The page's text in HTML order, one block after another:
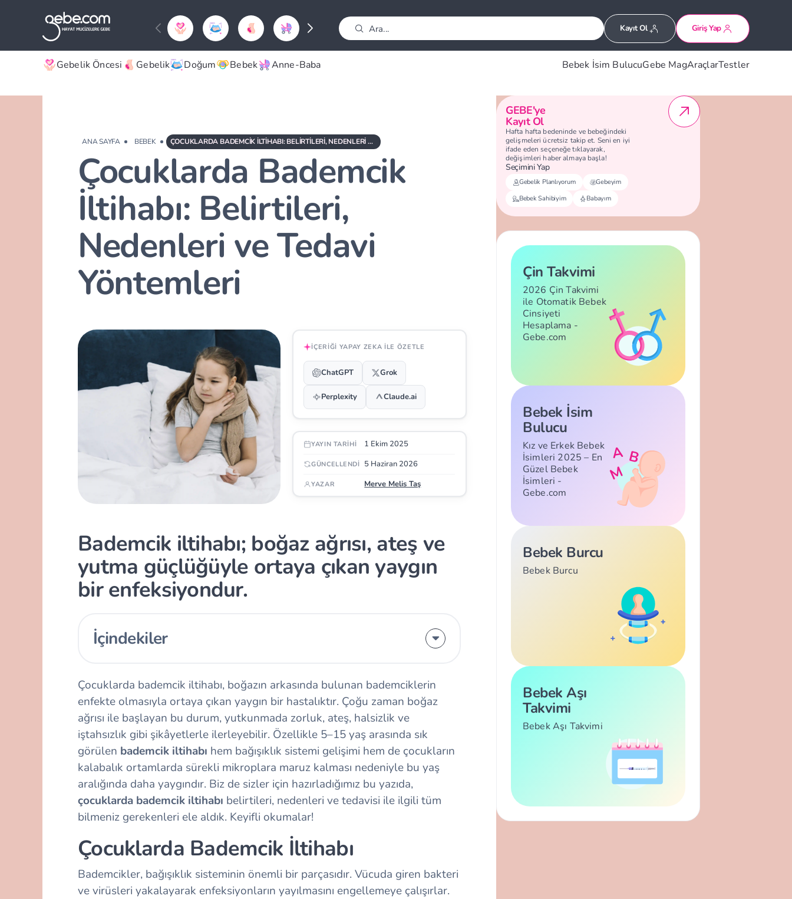
Kayıt Ol Giriş Yap
Gebelik Öncesi Gebelik Doğum Bebek Anne-Baba Bebek İsim BulucuGebe MagAraçlarTestler
ANA SAYFA BEBEK ÇOCUKLARDA BADEMCIK İLTIHABI: BELIRTILERI, NEDENLERI VE TEDAVI YÖNTEMLERI
Çocuklarda Bademcik
İltihabı: Belirtileri,
Nedenleri ve Tedavi
Yöntemleri
İÇERIĞI YAPAY ZEKA ILE ÖZETLE
ChatGPT Grok
Perplexity Claude.ai
YAYIN TARIHI 1 Ekim 2025
GÜNCELLENDI 5 Haziran 2026
YAZAR Merve Melis Taş
Bademcik iltihabı; boğaz ağrısı, ateş ve
yutma güçlüğüyle ortaya çıkan yaygın
bir enfeksiyondur.
İçindekiler
Çocuklarda bademcik iltihabı, boğazın arkasında bulunan bademciklerin
enfekte olmasıyla ortaya çıkan yaygın bir hastalıktır. Çoğu zaman boğaz
ağrısı ile başlayan bu durum, yutkunmada zorluk, ateş, halsizlik ve
iştahsızlık gibi şikâyetlerle ilerleyebilir. Özellikle 5–15 yaş arasında sık
görülen bademcik iltihabı hem bağışıklık sistemi gelişimi hem de çocukların
kalabalık ortamlarda sürekli mikroplara maruz kalması nedeniyle bu yaş
aralığında daha yaygındır. Biz de sizler için hazırladığımız bu yazıda,
çocuklarda bademcik iltihabı belirtileri, nedenleri ve tedavisi ile ilgili tüm
bilmeniz gerekenleri ele aldık. Keyifli okumalar!
Çocuklarda Bademcik İltihabı
Bademcikler, bağışıklık sisteminin önemli bir parçasıdır. Vücuda giren bakteri
ve virüsleri yakalayarak enfeksiyonların yayılmasını engellemeye çalışırlar.
GEBE'ye
Kayıt Ol
Hafta hafta bedeninde ve bebeğindeki
gelişmeleri ücretsiz takip et. Seni en iyi
ifade eden seçeneğe tıklayarak,
değişimleri haber almaya başla!
Seçimini Yap
Gebelik Planlıyorum
Gebeyim
Bebek Sahibiyim
Babayım
Çin Takvimi
2026 Çin Takvimi
ile Otomatik Bebek
Cinsiyeti
Hesaplama -
Gebe.com
Bebek İsim
Bulucu
Kız ve Erkek Bebek
İsimleri 2025 – En
Güzel Bebek
İsimleri -
Gebe.com
Bebek Burcu
Bebek Burcu
Bebek Aşı
Takvimi
Bebek Aşı Takvimi